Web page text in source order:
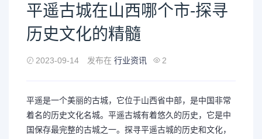
平遥古城在山西哪个市-探寻
历史文化的精髓
2023-09-14 发布在 行业资讯 2
平遥是一个美丽的古城，它位于山西省中部，是中国非常
着名的历史文化名城。平遥古城有着悠久的历史，它是中
国保存最完整的古城之一。探寻平遥古城的历史和文化，